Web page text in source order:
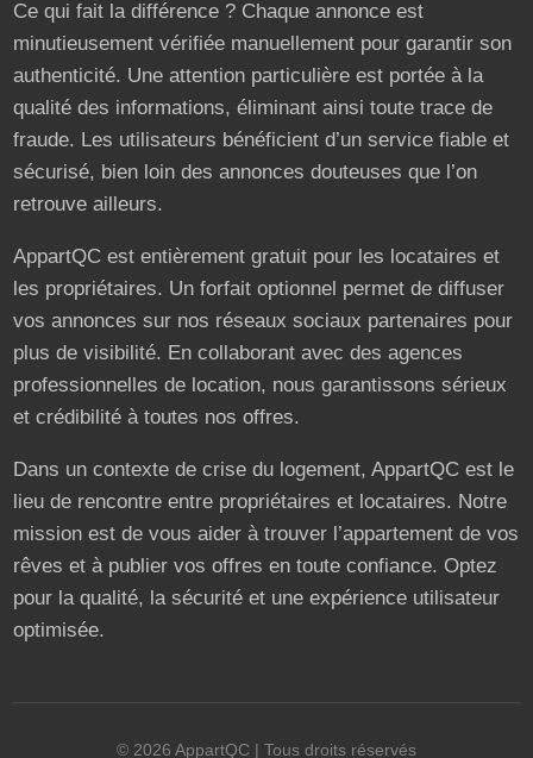
Ce qui fait la différence ? Chaque annonce est
minutieusement vérifiée manuellement pour garantir son
authenticité. Une attention particulière est portée à la
qualité des informations, éliminant ainsi toute trace de
fraude. Les utilisateurs bénéficient d’un service fiable et
sécurisé, bien loin des annonces douteuses que l’on
retrouve ailleurs.
AppartQC est entièrement gratuit pour les locataires et
les propriétaires. Un forfait optionnel permet de diffuser
vos annonces sur nos réseaux sociaux partenaires pour
plus de visibilité. En collaborant avec des agences
professionnelles de location, nous garantissons sérieux
et crédibilité à toutes nos offres.
Dans un contexte de crise du logement, AppartQC est le
lieu de rencontre entre propriétaires et locataires. Notre
mission est de vous aider à trouver l’appartement de vos
rêves et à publier vos offres en toute confiance. Optez
pour la qualité, la sécurité et une expérience utilisateur
optimisée.
© 2026 AppartQC | Tous droits réservés